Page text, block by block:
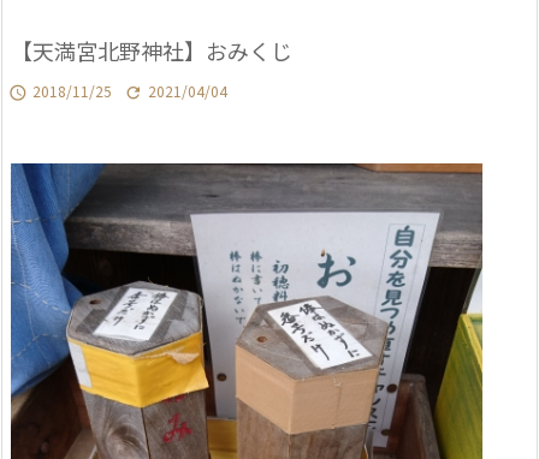
【天満宮北野神社】おみくじ
 2018/11/25  2021/04/04